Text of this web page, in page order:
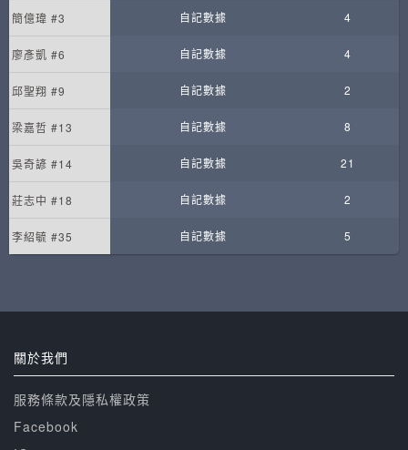
簡億瑋 #3 自記數據 4
廖彥凱 #6 自記數據 4
邱聖翔 #9 自記數據 2
梁嘉哲 #13 自記數據 8
吳奇諺 #14 自記數據 21
莊志中 #18 自記數據 2
李紹毓 #35 自記數據 5
關於我們
服務條款及隱私權政策
Facebook